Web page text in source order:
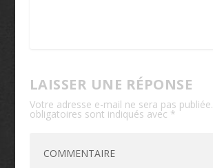
LAISSER UNE RÉPONSE
Votre adresse e-mail ne sera pas publiée.
obligatoires sont indiqués avec *